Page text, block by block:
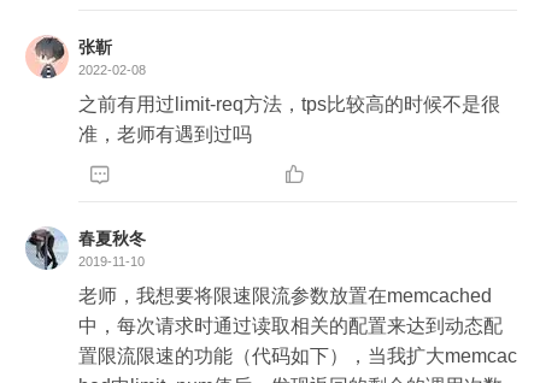
张靳
2022-02-08
之前有用过limit-req方法，tps比较高的时候不是很
准，老师有遇到过吗
 
春夏秋冬
2019-11-10
老师，我想要将限速限流参数放置在memcached
中，每次请求时通过读取相关的配置来达到动态配
置限流限速的功能（代码如下），当我扩大memcac